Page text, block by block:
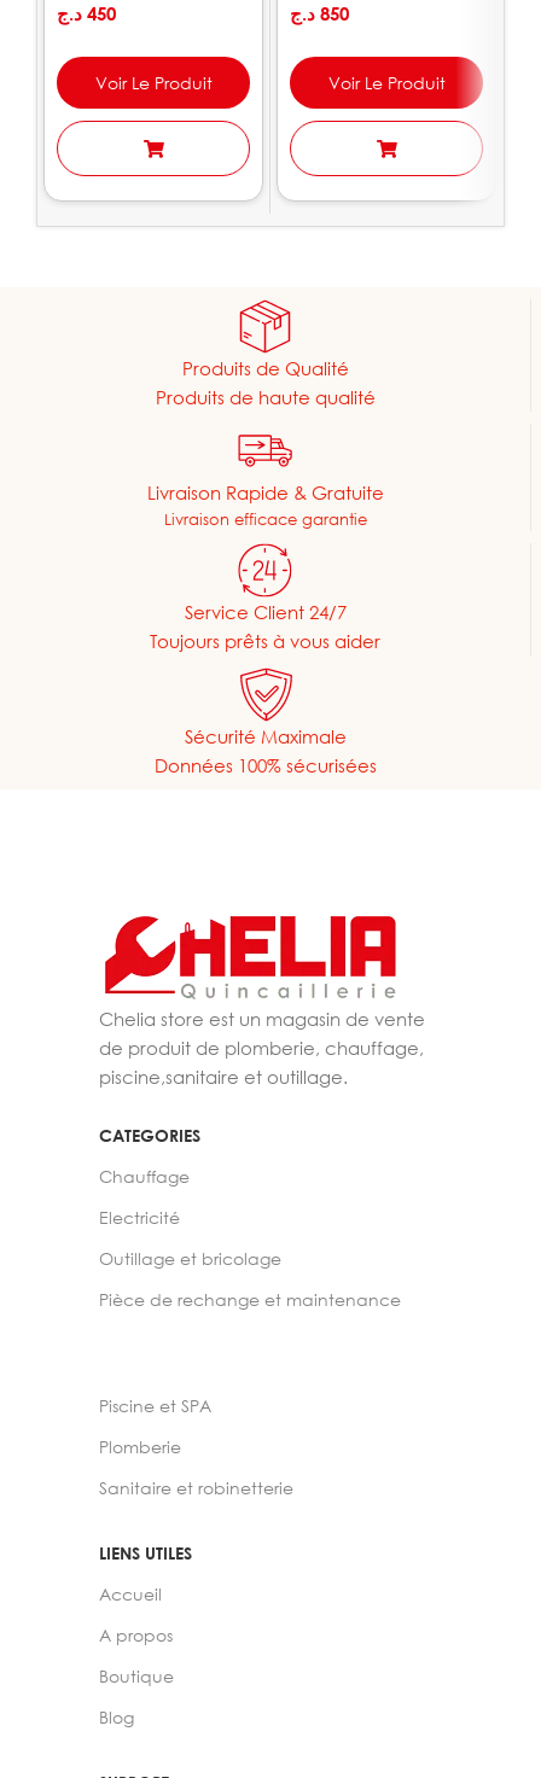
450 د.ج
Voir Le Produit
850 د.ج
Voir Le Produit
Produits de Qualité
Produits de haute qualité
Livraison Rapide & Gratuite
Livraison efficace garantie
Service Client 24/7
Toujours prêts à vous aider
Sécurité Maximale
Données 100% sécurisées
Chelia store est un magasin de vente
de produit de plomberie, chauffage,
piscine,sanitaire et outillage.
CATEGORIES
Chauffage
Electricité
Outillage et bricolage
Pièce de rechange et maintenance
Piscine et SPA
Plomberie
Sanitaire et robinetterie
LIENS UTILES
Accueil
A propos
Boutique
Blog